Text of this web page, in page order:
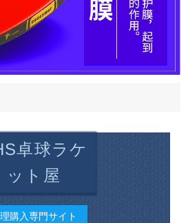
卓球ラケ
ット屋
購入専門サイト